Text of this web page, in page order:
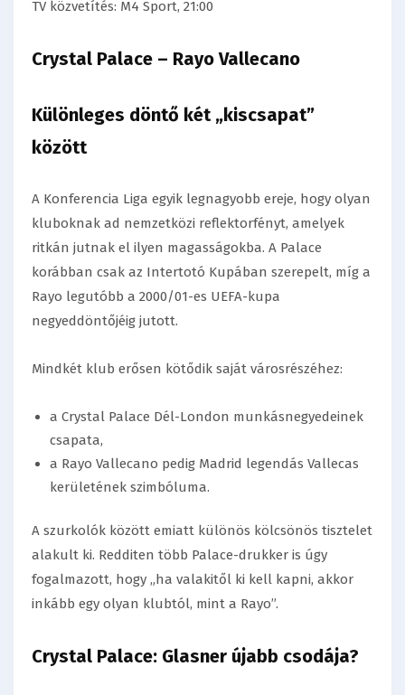
TV közvetítés: M4 Sport, 21:00
Crystal Palace – Rayo Vallecano
Különleges döntő két „kiscsapat”
között
A Konferencia Liga egyik legnagyobb ereje, hogy olyan
kluboknak ad nemzetközi reflektorfényt, amelyek
ritkán jutnak el ilyen magasságokba. A Palace
korábban csak az Intertotó Kupában szerepelt, míg a
Rayo legutóbb a 2000/01-es UEFA-kupa
negyeddöntőjéig jutott.
Mindkét klub erősen kötődik saját városrészéhez:
a Crystal Palace Dél-London munkásnegyedeinek
csapata,
a Rayo Vallecano pedig Madrid legendás Vallecas
kerületének szimbóluma.
A szurkolók között emiatt különös kölcsönös tisztelet
alakult ki. Redditen több Palace-drukker is úgy
fogalmazott, hogy „ha valakitől ki kell kapni, akkor
inkább egy olyan klubtól, mint a Rayo”.
Crystal Palace: Glasner újabb csodája?